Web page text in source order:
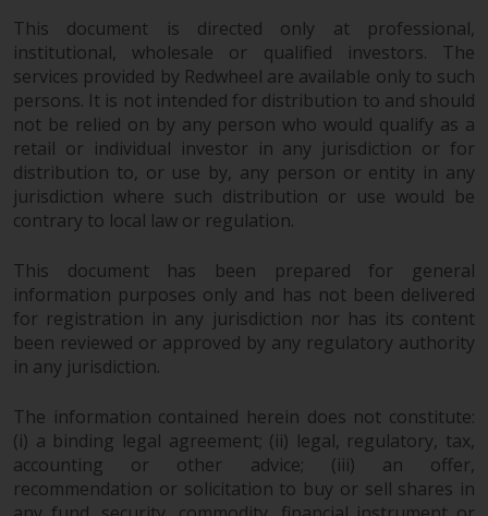
und Wales ausgelegt und geregelt
werden, und die Gerichte dieser
Gerichtsbarkeit haben die
ausschließliche Zuständigkeit für
alle auftretenden Streitigkeiten,
es sei denn, diese Inhalte
unterliegen ausdrücklich den
Gesetzen von eine andere
zuständiges Gericht aus
irgendeinem Grund eine
Bestimmung dieses Abschnitts
„Wichtige Informationen“ für
nicht durchsetzbar befunden hat,
wird diese Bestimmung im
maximal zulässigen Umfang
durchgesetzt, und der Rest dieser
‚Wichtigen Informationen“ bleibt
in vollem Umfang in Kraft und
This document is directed only at professional,
institutional, wholesale or qualified investors. The
services provided by Redwheel are available only to such
persons. It is not intended for distribution to and should
not be relied on by any person who would qualify as a
retail or individual investor in any jurisdiction or for
distribution to, or use by, any person or entity in any
jurisdiction where such distribution or use would be
contrary to local law or regulation.
This document has been prepared for general
information purposes only and has not been delivered
for registration in any jurisdiction nor has its content
been reviewed or approved by any regulatory authority
in any jurisdiction.
The information contained herein does not constitute:
(i) a binding legal agreement; (ii) legal, regulatory, tax,
accounting or other advice; (iii) an offer,
recommendation or solicitation to buy or sell shares in